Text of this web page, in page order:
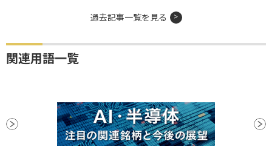
過去記事一覧を見る
関連用語一覧